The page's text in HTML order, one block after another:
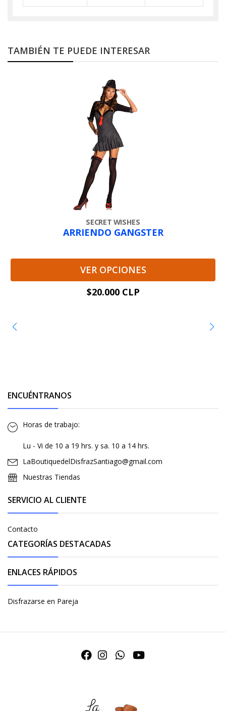
TAMBIÉN TE PUEDE INTERESAR
SECRET WISHES
ARRIENDO GANGSTER
VER OPCIONES
$20.000 CLP
ENCUÉNTRANOS
Horas de trabajo:
Lu - Vi de 10 a 19 hrs. y sa. 10 a 14 hrs.
LaBoutiquedelDisfrazSantiago@gmail.com
Nuestras Tiendas
SERVICIO AL CLIENTE
Contacto
CATEGORÍAS DESTACADAS
ENLACES RÁPIDOS
Disfrazarse en Pareja